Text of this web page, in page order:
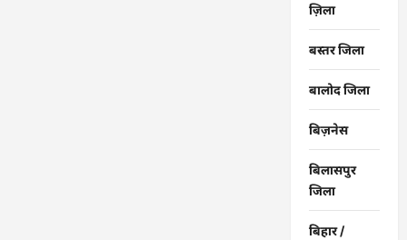
ज़िला
बस्तर जिला
बालोद जिला
बिज़नेस
बिलासपुर
जिला
बिहार /